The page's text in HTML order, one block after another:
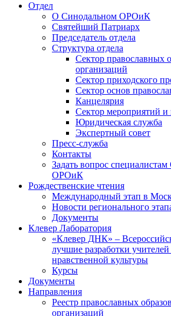
Отдел
О Синодальном ОРОиК
Святейший Патриарх
Председатель отдела
Структура отдела
Сектор православных
организаций
Сектор приходского
Сектор основ
Канцелярия
Сектор мероприятий и
Юридическая служба
Экспертный совет
Пресс-служба
Контакты
Задать вопрос
ОРОиК
Рождественские чтения
Международный этап в
Новости регионального
Документы
Клевер Лаборатория
«Клевер ДНК» –
лучшие разработки
нравственной культуры
Курсы
Документы
Направления
Реестр православных
организаций